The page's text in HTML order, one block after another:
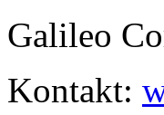
Galileo
Kontakt: